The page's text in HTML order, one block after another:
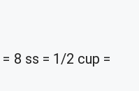
8 ss = 1/2 cup =